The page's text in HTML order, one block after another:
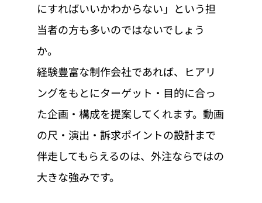
にすればいいかわからない」という担
当者の方も多いのではないでしょう
か。
経験豊富な制作会社であれば、ヒアリ
ングをもとにターゲット・目的に合っ
た企画・構成を提案してくれます。動画
の尺・演出・訴求ポイントの設計まで
伴走してもらえるのは、外注ならではの
大きな強みです。